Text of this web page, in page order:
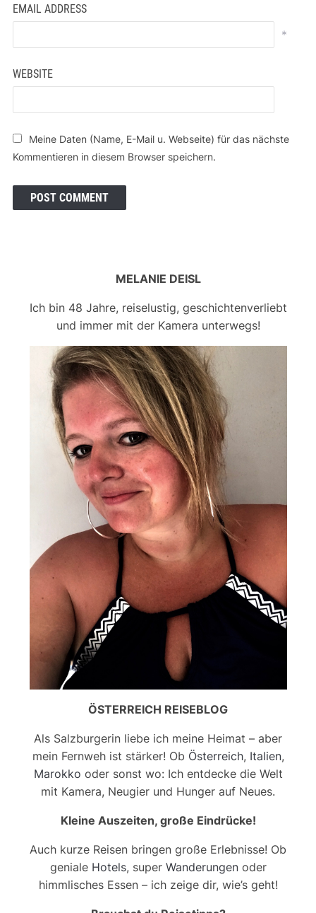
EMAIL ADDRESS
*
WEBSITE
Meine Daten (Name, E-Mail u. Webseite) für das nächste
Kommentieren in diesem Browser speichern.
MELANIE DEISL
Ich bin 48 Jahre, reiselustig, geschichtenverliebt
und immer mit der Kamera unterwegs!
ÖSTERREICH REISEBLOG
Als Salzburgerin liebe ich meine Heimat – aber
mein Fernweh ist stärker! Ob Österreich, Italien,
Marokko oder sonst wo: Ich entdecke die Welt
mit Kamera, Neugier und Hunger auf Neues.
Kleine Auszeiten, große Eindrücke!
Auch kurze Reisen bringen große Erlebnisse! Ob
geniale Hotels, super Wanderungenoder
himmlisches Essen – ich zeige dir, wie’s geht!